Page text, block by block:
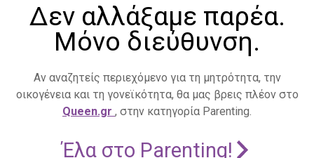
Δεν αλλάξαμε παρέα.
Μόνο διεύθυνση.
Αν αναζητείς περιεχόμενο για τη μητρότητα, την
οικογένεια και τη γονεϊκότητα, θα μας βρεις πλέον στο
Queen.gr , στην κατηγορία Parenting.
Έλα στο Parenting!